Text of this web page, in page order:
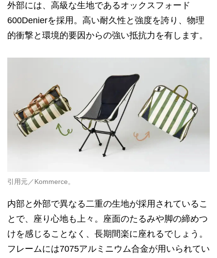
外部には、高級な生地であるオックスフォード
600Denierを採用。高い耐久性と強度を誇り、物理
的衝撃と環境的要因からの強い抵抗力を有します。
引用元／Kommerce。
内部と外部で異なる二重の生地が採用されているこ
とで、座り心地も上々。座面のたるみや脚の締めつ
けを感じることなく、長期間楽に座れるでしょう。
フレームには7075アルミニウム合金が用いられてい